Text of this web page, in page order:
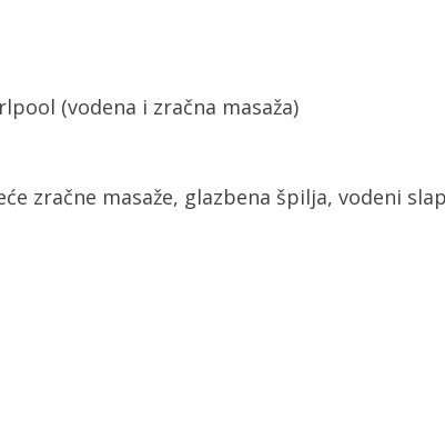
(vodena i zračna masaža)
zračne masaže, glazbena špilja, vodeni